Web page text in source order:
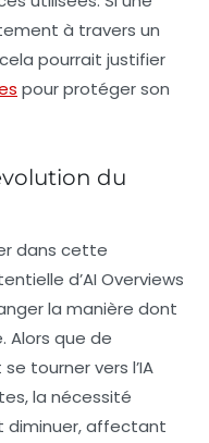
à travers un
pourrait justifier
pour protéger son
du
dans cette
d’AI Overviews
la manière dont
Alors que de
tourner vers l’IA
la nécessité
diminuer, affectant